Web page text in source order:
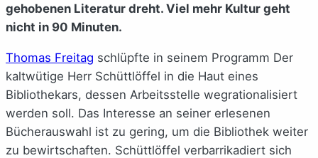
gehobenen Literatur dreht. Viel mehr Kultur geht
nicht in 90 Minuten.
Thomas Freitag schlüpfte in seinem Programm Der
kaltwütige Herr Schüttlöffel in die Haut eines
Bibliothekars, dessen Arbeitsstelle wegrationalisiert
werden soll. Das Interesse an seiner erlesenen
Bücherauswahl ist zu gering, um die Bibliothek weiter
zu bewirtschaften. Schüttlöffel verbarrikadiert sich